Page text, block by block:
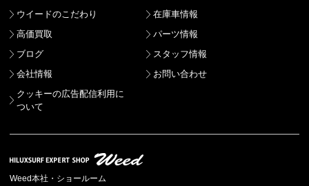
ウイードのこだわり
在庫車情報
高価買取
パーツ情報
ブログ
スタッフ情報
会社情報
お問い合わせ
クッキーの広告配信利用に
ついて
Weed本社・ショールーム